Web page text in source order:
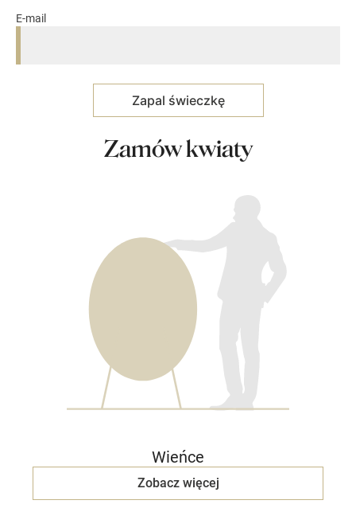
E-mail
Zamów kwiaty
Wieńce
Zobacz więcej